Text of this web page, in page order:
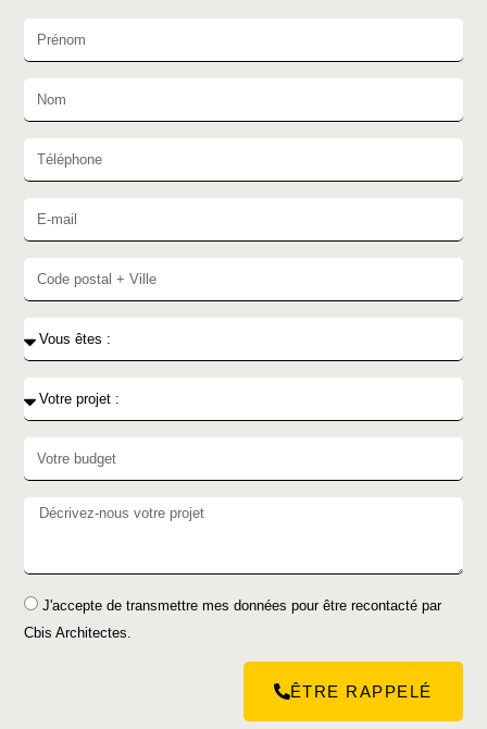
J'accepte de transmettre mes données pour être recontacté par
Cbis Architectes.
ÊTRE RAPPELÉ